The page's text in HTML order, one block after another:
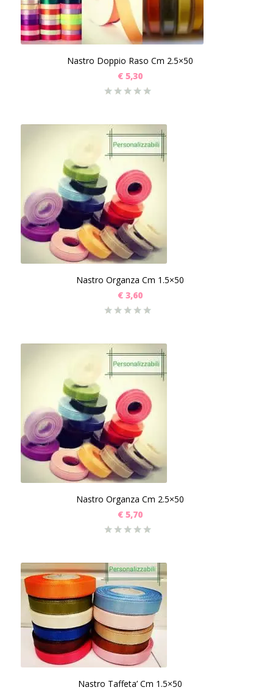
Nastro Doppio Raso Cm 2.5×50
€ 5,30
Nastro Organza Cm 1.5×50
€ 3,60
Nastro Organza Cm 2.5×50
€ 5,70
Nastro Taffeta’ Cm 1.5×50